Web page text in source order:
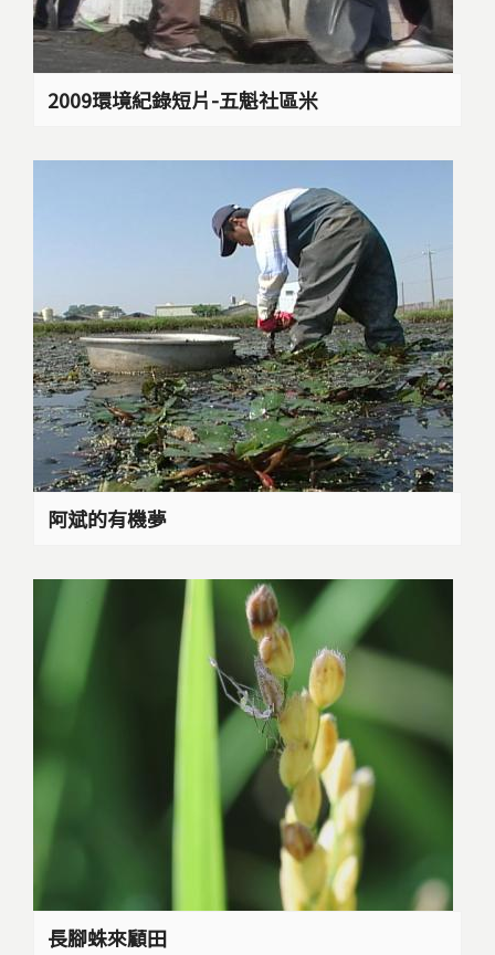
2009環境紀錄短片-五魁社區米
阿斌的有機夢
長腳蛛來顧田